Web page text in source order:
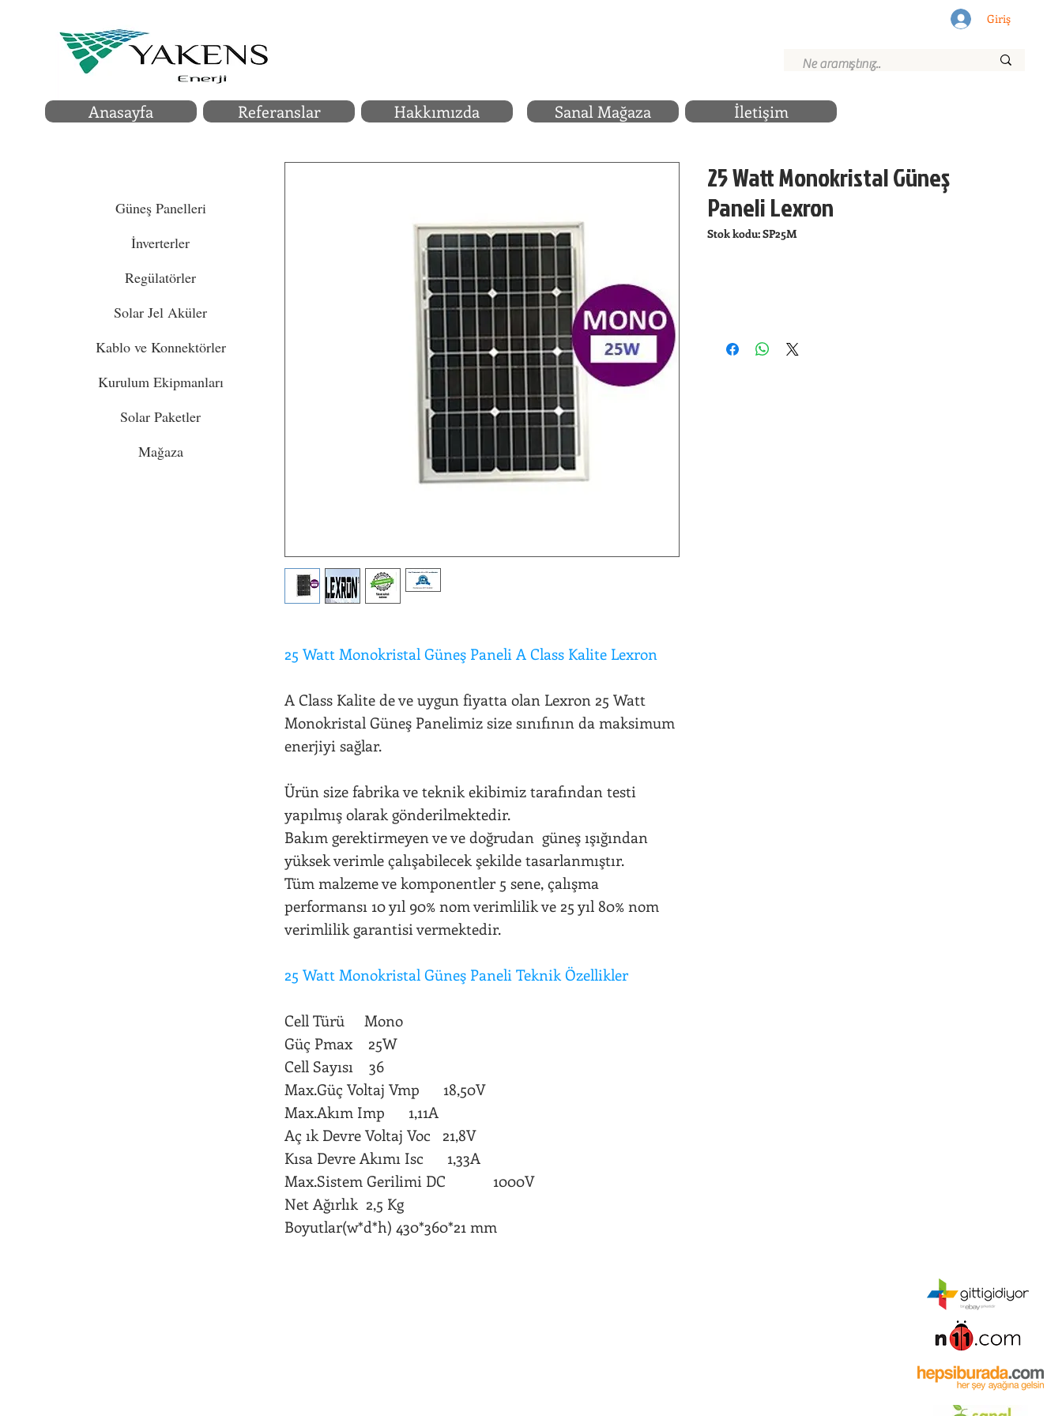
Anasayfa Referanslar Hakkımızda
Giriş
Sanal Mağaza İletişim
25 Watt Monokristal Güneş Paneli A Class Kalite Lexron
A Class Kalite de ve uygun fiyatta olan Lexron 25 Watt
Monokristal Güneş Panelimiz size sınıfının da maksimum
enerjiyi sağlar.
Ürün size fabrika ve teknik ekibimiz tarafından testi
yapılmış olarak gönderilmektedir.
Bakım gerektirmeyen ve ve doğrudan güneş ışığından
yüksek verimle çalışabilecek şekilde tasarlanmıştır.
Tüm malzeme ve komponentler 5 sene, çalışma
performansı 10 yıl 90% nom verimlilik ve 25 yıl 80% nom
verimlilik garantisi vermektedir.
25 Watt Monokristal Güneş Paneli Teknik Özellikler
Cell Türü Mono
Güç Pmax 25W
Cell Sayısı 36
Max.Güç Voltaj Vmp 18,50V
Max.Akım Imp 1,11A
Aç ık Devre Voltaj Voc 21,8V
Kısa Devre Akımı Isc 1,33A
Max.Sistem Gerilimi DC 1000V
Net Ağırlık 2,5 Kg
Boyutlar(w*d*h) 430*360*21 mm
25 Watt Monokristal Güneş
Paneli Lexron
Stok kodu: SP25M
SATIN AL
Güneş Panelleri
İnverterler
Regülatörler
Solar Jel Aküler
Kablo ve Konnektörler
Kurulum Ekipmanları
Solar Paketler
Mağaza